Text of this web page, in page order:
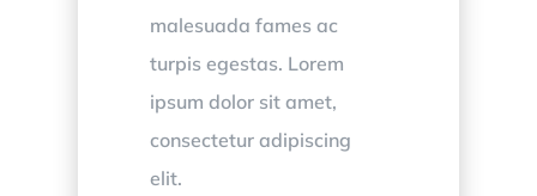
malesuada fames ac
turpis egestas. Lorem
ipsum dolor sit amet,
consectetur adipiscing
elit.